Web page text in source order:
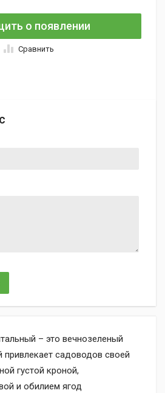
о появлении
Сравнить
– это вечнозеленый
привлекает садоводов своей
густой кроной,
и обилием ягод